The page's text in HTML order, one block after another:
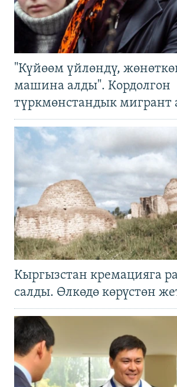
"Күйөөм үйлөндү,
машина алды". Кордолгон
түркмөнстандык мигрант
Кыргызстан кремацияга
салды. Өлкөдө көрүстөн